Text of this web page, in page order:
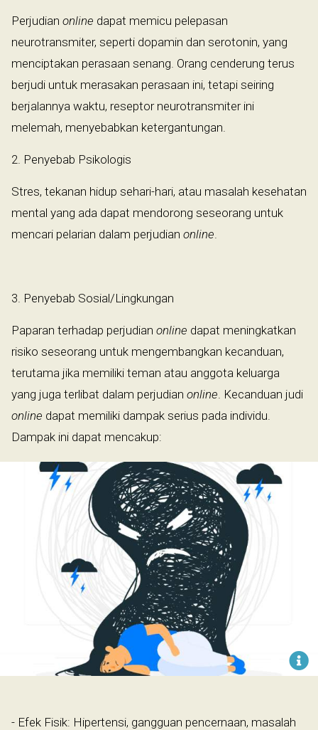
Perjudian online dapat memicu pelepasan
neurotransmiter, seperti dopamin dan serotonin, yang
menciptakan perasaan senang. Orang cenderung terus
berjudi untuk merasakan perasaan ini, tetapi seiring
berjalannya waktu, reseptor neurotransmiter ini
melemah, menyebabkan ketergantungan.
2. Penyebab Psikologis
Stres, tekanan hidup sehari-hari, atau masalah kesehatan
mental yang ada dapat mendorong seseorang untuk
mencari pelarian dalam perjudian online.
3. Penyebab Sosial/Lingkungan
Paparan terhadap perjudian online dapat meningkatkan
risiko seseorang untuk mengembangkan kecanduan,
terutama jika memiliki teman atau anggota keluarga
yang juga terlibat dalam perjudian online. Kecanduan judi
online dapat memiliki dampak serius pada individu.
Dampak ini dapat mencakup:
- Efek Fisik: Hipertensi, gangguan pencernaan, masalah